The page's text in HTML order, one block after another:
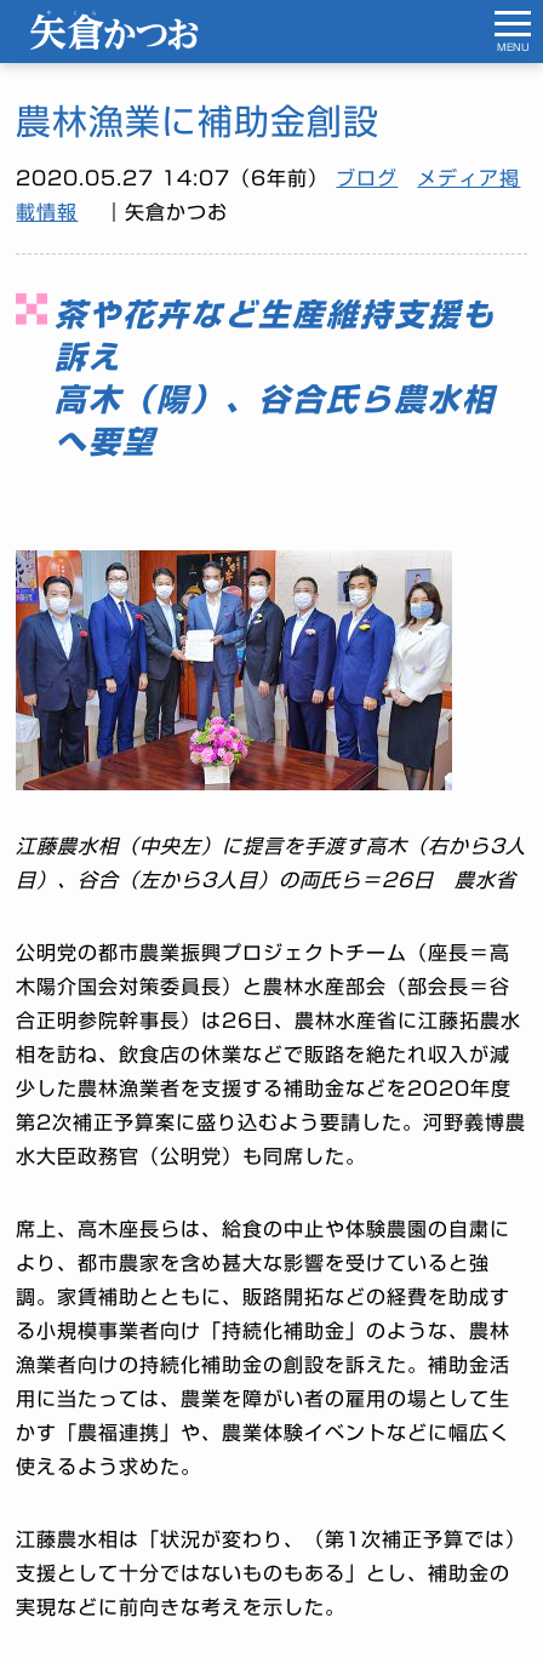
農林漁業に補助金創設
2020.05.27 14:07（6年前） ブログ
メディア掲
載情報
｜矢倉かつお
茶や花卉など生産維持支援も
訴え
高木（陽）、谷合氏ら農水相
へ要望
江藤農水相（中央左）に提言を手渡す高木（右から3人
目）、谷合（左から3人目）の両氏ら＝26日 農水省
公明党の都市農業振興プロジェクトチーム（座長＝高
木陽介国会対策委員長）と農林水産部会（部会長＝谷
合正明参院幹事長）は26日、農林水産省に江藤拓農水
相を訪ね、飲食店の休業などで販路を絶たれ収入が減
少した農林漁業者を支援する補助金などを2020年度
第2次補正予算案に盛り込むよう要請した。河野義博農
水大臣政務官（公明党）も同席した。
席上、高木座長らは、給食の中止や体験農園の自粛に
より、都市農家を含め甚大な影響を受けていると強
調。家賃補助とともに、販路開拓などの経費を助成す
る小規模事業者向け「持続化補助金」のような、農林
漁業者向けの持続化補助金の創設を訴えた。補助金活
用に当たっては、農業を障がい者の雇用の場として生
かす「農福連携」や、農業体験イベントなどに幅広く
使えるよう求めた。
江藤農水相は「状況が変わり、（第1次補正予算では）
支援として十分ではないものもある」とし、補助金の
実現などに前向きな考えを示した。
MENU